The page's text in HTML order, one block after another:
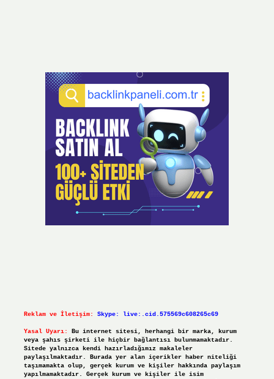
Reklam ve İletişim: Skype: live:.cid.575569c608265c69
Yasal Uyarı:
Bu internet sitesi, herhangi bir marka, kurum
veya şahıs şirketi ile hiçbir bağlantısı bulunmamaktadır.
Sitede yalnızca kendi hazırladığımız makaleler
paylaşılmaktadır. Burada yer alan içerikler haber niteliği
taşımamakta olup, gerçek kurum ve kişiler hakkında paylaşım
yapılmamaktadır. Gerçek kurum ve kişiler ile isim